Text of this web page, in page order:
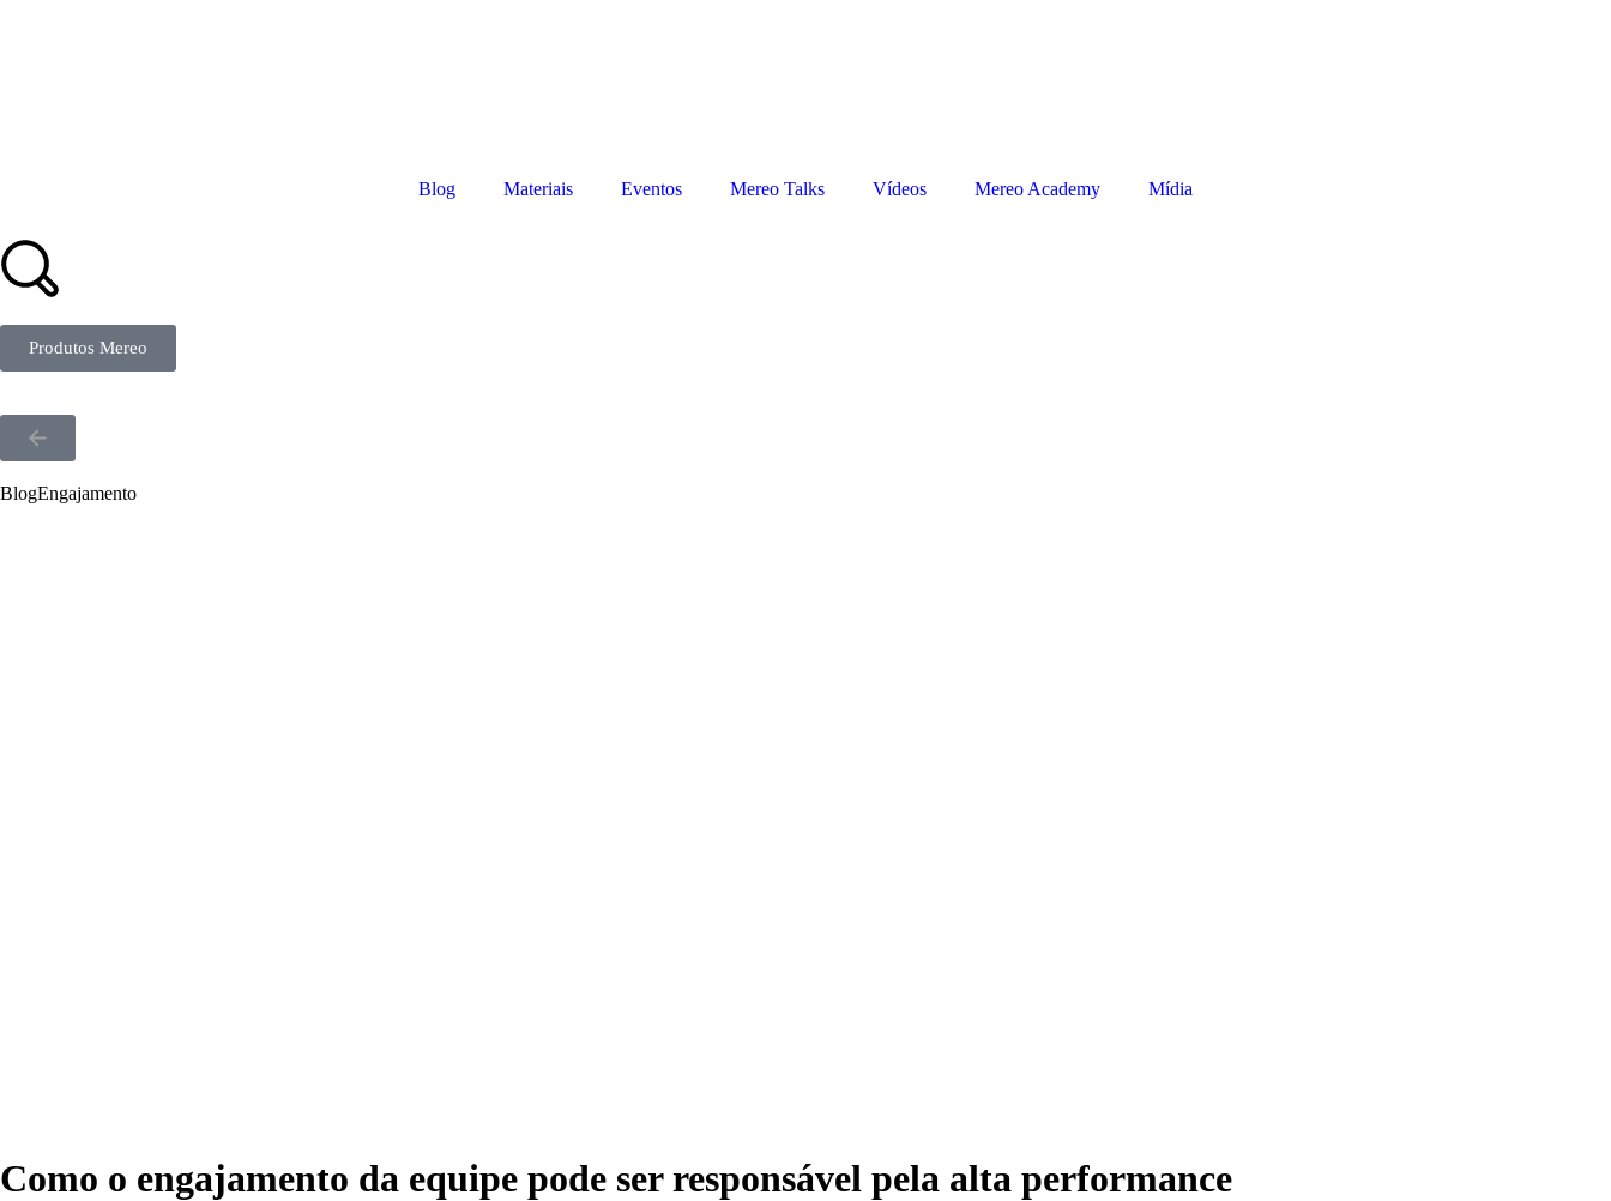
Blog Materiais Eventos Mereo Talks Vídeos Mereo Academy Mídia
Produtos Mereo
BlogEngajamento
Como o engajamento da equipe pode ser responsável pela alta performance